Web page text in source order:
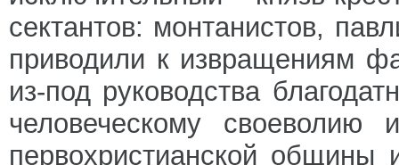
сектантов: монтанистов,
приводили к извращениям
из-под руководства
человеческому
первохристианской